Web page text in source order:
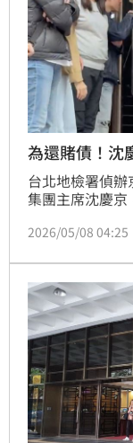
為還賭債！沈
台北地檢署偵
集團主席沈慶
中石化獨立董事
師及員工反對
訴。
2026/05/08 04:25